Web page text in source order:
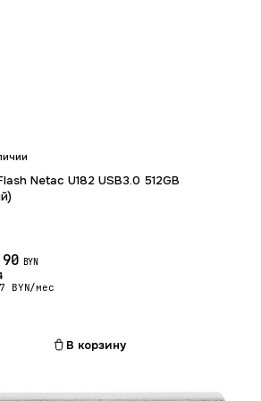
Netac U182 USB3.0 512GB
BYN
BYN/мес
В корзину